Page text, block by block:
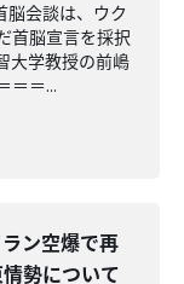
脳会談は、ウク
首脳宣言を採択
大学教授の前嶋
＝＝...
ラン空爆で再
勢について